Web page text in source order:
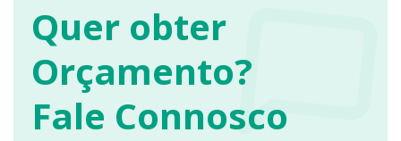
Quer obter
Orçamento?
Fale Connosco